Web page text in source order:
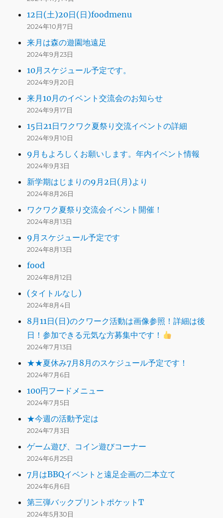
12日(土)20日(日)foodmenu
2024年10月7日
来月は森の遊園地遠足
2024年9月23日
10月スケジュール予定です。
2024年9月20日
来月10月のイベント交流会のお知らせ
2024年9月17日
15日21日ワクワク夏祭り交流イベントの詳細
2024年9月10日
9月もよろしくお願いします。年内イベント情報
2024年9月3日
新学期はじまりの9月2日(月)より
2024年8月26日
ワクワク夏祭り交流会イベント開催！
2024年8月13日
9月スケジュール予定です
2024年8月13日
food
2024年8月12日
(タイトルなし)
2024年8月4日
8月11日(日)のクワーク活動は画像参照！詳細は後
日！参加できる元気な方募集中です！
2024年7月13日
★★夏休み7月8月のスケジュール予定です！
2024年7月6日
100円フードメニュー
2024年7月5日
★今週の活動予定は
2024年7月3日
ゲーム遊び、コイン遊びコーナー
2024年6月25日
7月はBBQイベントと遠足企画の二本立て
2024年6月6日
第三弾バックプリントポケットT
2024年5月30日